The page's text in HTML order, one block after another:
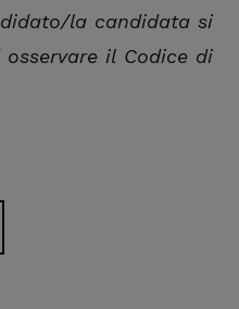
la candidata si
il Codice di